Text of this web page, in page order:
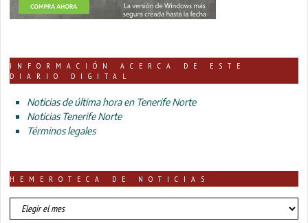
INFORMACIÓN ACERCA DE ESTE
DIARIO DIGITAL
Noticias de última hora en Tenerife Norte
Noticias Tenerife Norte
Términos legales
HEMEROTECA DE NOTICIAS
HEMEROTECA
DE